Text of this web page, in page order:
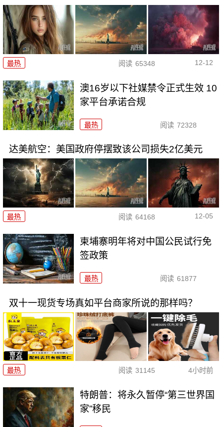
最热 阅读 65348 12-12
澳16岁以下社媒禁令正式生效 10
家平台承诺合规
最热 阅读 72328
达美航空：美国政府停摆致该公司损失2亿美元
最热 阅读 64168 12-05
柬埔寨明年将对中国公民试行免
签政策
最热 阅读 61877
双十一现货专场真如平台商家所说的那样吗？
最热 阅读 31145 4小时前
特朗普：将永久暂停“第三世界国
家”移民